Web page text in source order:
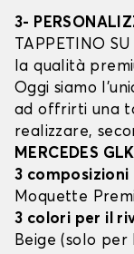
3-
TAPPETINO
la qualità
Oggi siamo
ad offrirti una
realizzare,
MERCEDES GLK
3 composizioni
Moquette
3 colori per il
Beige (solo per